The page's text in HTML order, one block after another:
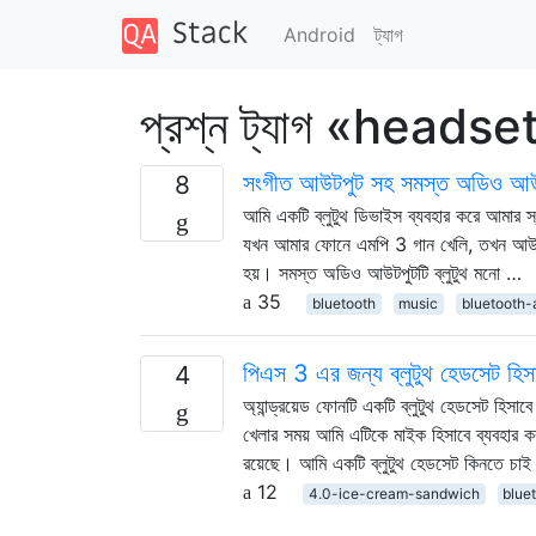
Android ট্যাগ
প্রশ্ন ট্যাগ
8 সংগীত আউটপুট সহ সমস্ত অডিও
আমি একটি ব্লুটুথ ডিভাইস ব্যবহার করে
যখন আমার ফোনে এমপি 3 গান খেলি, তখন
হয়। সমস্ত অডিও আউটপুটটি ব্লুটুথ মনো …
35
bluetooth music bluetooth-
4 পিএস 3 এর জন্য ব্লুটুথ হেডসেট
অ্যান্ড্রয়েড ফোনটি একটি ব্লুটুথ হেডসেট
খেলার সময় আমি এটিকে মাইক হিসাবে ব্যবহার
রয়েছে। আমি একটি ব্লুটুথ হেডসেট কিনতে
12
4.0-ice-cream-sandwich